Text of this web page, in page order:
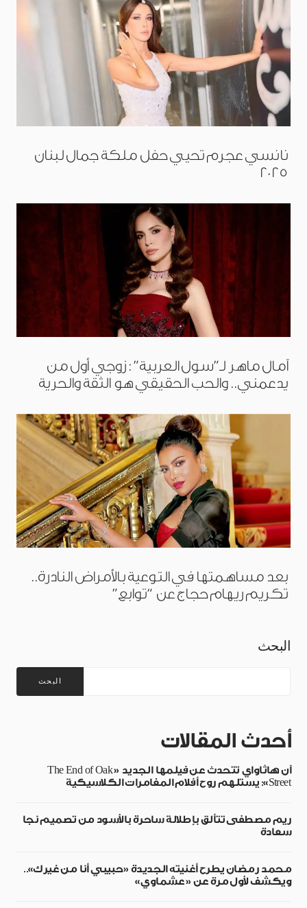
نانسي عجرم تحيي حفل ملكة جمال لبنان
2025
آمال ماهر لـ”سول العربية”: زوجي أول من
يدعمني.. والحب الحقيقي هو الثقة والحرية
بعد مساهمتها في التوعية بالأمراض النادرة..
تكريم ريهام حجاج عن “توابع”
البحث
البحث
أحدث المقالات
آن هاثاواي تتحدث عن فيلمها الجديد «The End of Oak
Street»: يستلهم روح أفلام المغامرات الكلاسيكية
ريم مصطفى تتألق بإطلالة ساحرة بالأسود من تصميم نجا
سعادة
محمد رمضان يطرح أغنيته الجديدة «حبيبي أنا من غيرك»..
ويكشف لأول مرة عن «عشماوي»